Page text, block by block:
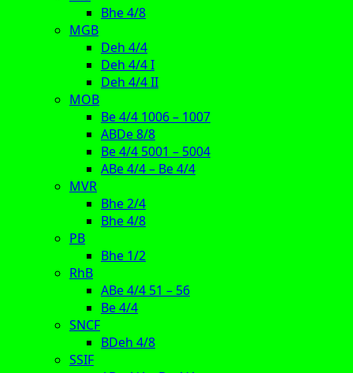
Bhe 4/8
MGB
Deh 4/4
Deh 4/4 I
Deh 4/4 II
MOB
Be 4/4 1006 – 1007
ABDe 8/8
Be 4/4 5001 – 5004
ABe 4/4 – Be 4/4
MVR
Bhe 2/4
Bhe 4/8
PB
Bhe 1/2
RhB
ABe 4/4 51 – 56
Be 4/4
SNCF
BDeh 4/8
SSIF